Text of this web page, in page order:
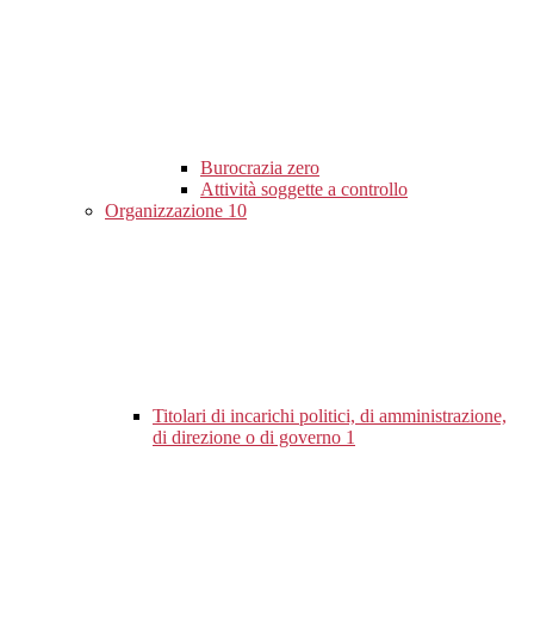
Burocrazia zero
Attività soggette a controllo
Organizzazione 10
Titolari di incarichi politici, di amministrazione,
di direzione o di governo 1